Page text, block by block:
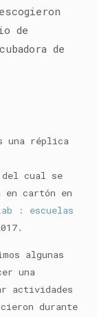
de
de
una réplica
cual se
cartón en
: escuelas
algunas
una
actividades
durante